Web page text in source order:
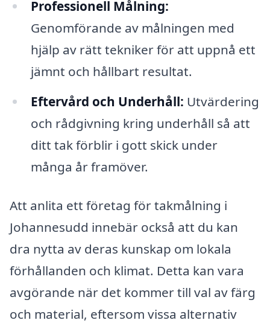
Professionell Målning:
Genomförande av målningen med
hjälp av rätt tekniker för att uppnå ett
jämnt och hållbart resultat.
Eftervård och Underhåll: Utvärdering
och rådgivning kring underhåll så att
ditt tak förblir i gott skick under
många år framöver.
Att anlita ett företag för takmålning i
Johannesudd innebär också att du kan
dra nytta av deras kunskap om lokala
förhållanden och klimat. Detta kan vara
avgörande när det kommer till val av färg
och material, eftersom vissa alternativ